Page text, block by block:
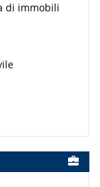
di immobili